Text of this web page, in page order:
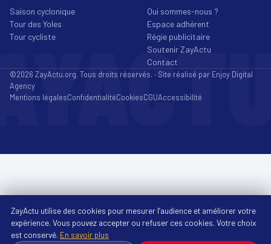
Saison cyclonique
Tour des Yoles
Tour cycliste
Qui sommes-nous ?
Espace adhérent
Régie publicitaire
Soutenir ZayActu
Contact
©2026 ZayActu.org. Tous droits réservés. · Site réalisé par Enjoy Digital
Agency
Mentions légalesConfidentialitéCookiesCGUAccessibilité
ZayActu utilise des cookies pour mesurer l’audience et améliorer votre
expérience. Vous pouvez accepter ou refuser ces cookies. Votre choix
est conservé. En savoir plus